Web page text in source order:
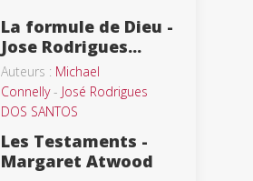
La formule de Dieu -
Jose Rodrigues...
Auteurs : Michael
Connelly- José Rodrigues
DOS SANTOS
Les Testaments -
Margaret Atwood